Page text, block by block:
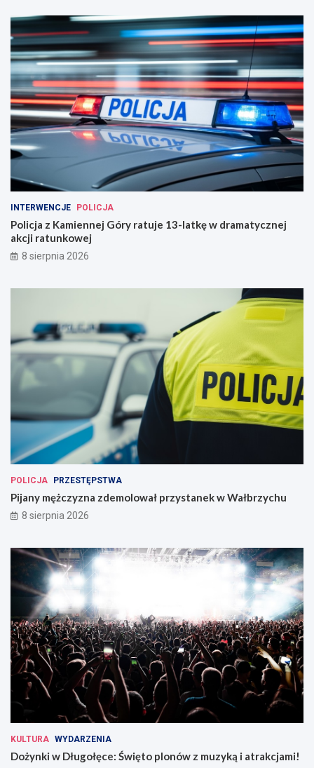
INTERWENCJE POLICJA
Policja z Kamiennej Góry ratuje 13-latkę w dramatycznej
akcji ratunkowej
8 sierpnia 2026
POLICJA PRZESTĘPSTWA
Pijany mężczyzna zdemolował przystanek w Wałbrzychu
8 sierpnia 2026
KULTURA WYDARZENIA
Dożynki w Długołęce: Święto plonów z muzyką i atrakcjami!